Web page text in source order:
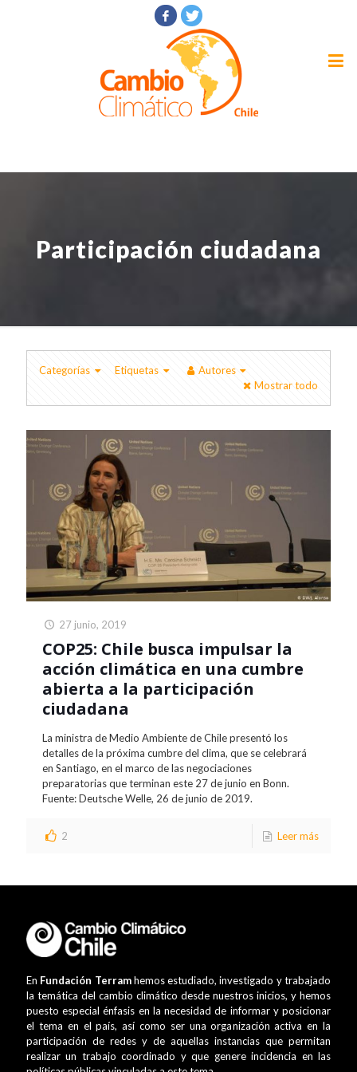
Participación ciudadana
Categorías Etiquetas
Autores
Mostrar todo
27 junio, 2019
COP25: Chile busca impulsar la
acción climática en una cumbre
abierta a la participación
ciudadana
La ministra de Medio Ambiente de Chile presentó los
detalles de la próxima cumbre del clima, que se celebrará
en Santiago, en el marco de las negociaciones
preparatorias que terminan este 27 de junio en Bonn.
Fuente: Deutsche Welle, 26 de junio de 2019.
2 Leer más
En Fundación Terramhemos estudiado, investigado y trabajado
la temática del cambio climático desde nuestros inicios, y hemos
puesto especial énfasis en la necesidad de informar y posicionar
el tema en el país, así como ser una organización activa en la
participación de redes y de aquellas instancias que permitan
realizar un trabajo coordinado y que genere incidencia en las